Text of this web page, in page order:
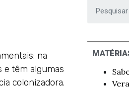
na
e têm algumas
colonizadora.